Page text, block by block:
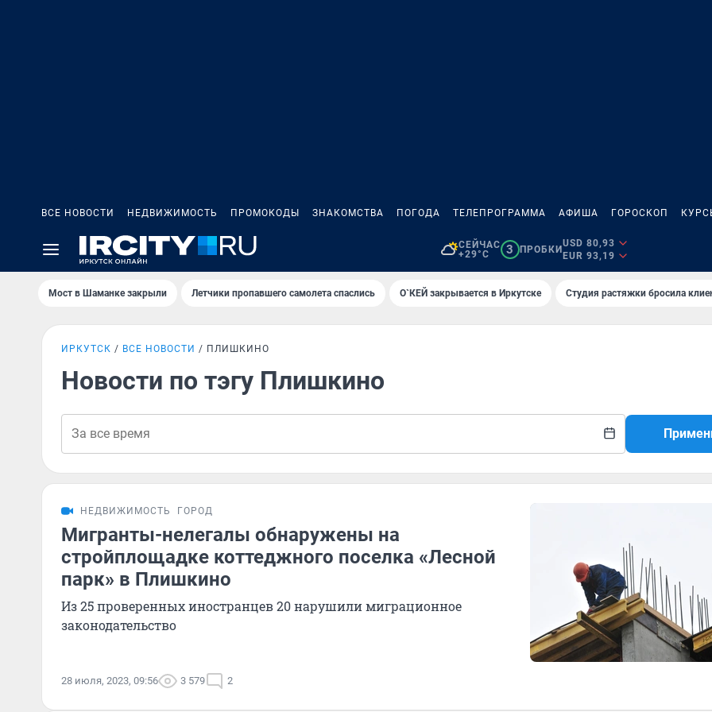
ВСЕ НОВОСТИ НЕДВИЖИМОСТЬ ПРОМОКОДЫ ЗНАКОМСТВА ПОГОДА ТЕЛЕПРОГРАММА АФИША ГОРОСКОП
СЕЙЧАС
+29°C
3 ПРОБКИ
USD 80,93
EUR 93,19
Мост в Шаманке закрыли Летчики пропавшего самолета спаслись О`КЕЙ закрывается в Иркутске Студия растяжки бросила
ИРКУТСК ВСЕ НОВОСТИ ПЛИШКИНО
Новости по тэгу Плишкино
НЕДВИЖИМОСТЬ ГОРОД
Мигранты-нелегалы обнаружены на
стройплощадке коттеджного поселка «Лесной
парк» в Плишкино
Из 25 проверенных иностранцев 20 нарушили миграционное
законодательство
28 июля, 2023, 09:56 3 579 2